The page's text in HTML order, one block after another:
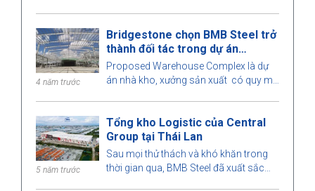
hoàn hảo. Hãy cùng BMB Steel tìm hiểu
mô hình nhà thép tiền chế thú vị này
nhé!
4 năm trước
Bridgestone chọn BMB Steel trở
thành đối tác trong dự án
Warehouse Complex
Proposed Warehouse Complex là dự
án nhà kho, xưởng sản xuất có quy mô
5 năm trước
Tổng kho Logistic của Central
Group tại Thái Lan
Sau mọi thử thách và khó khăn trong
thời gian qua, BMB Steel đã xuất sắc